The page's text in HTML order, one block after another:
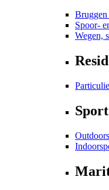
Bruggen
Spoor-
Wegen,
Sport